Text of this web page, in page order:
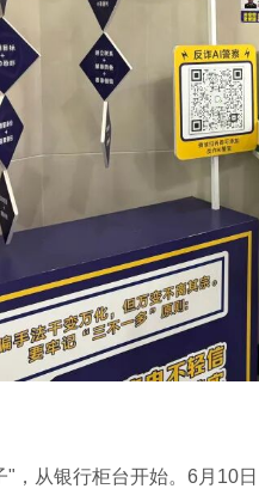
"，从银行柜台开始。6月10